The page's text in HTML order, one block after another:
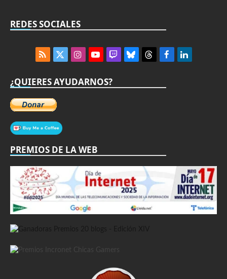
REDES SOCIALES
RSS
X
InstagramYouTubeTwitchBlueskyThreadsFacebookLinkedIn
¿QUIERES AYUDARNOS?
PREMIOS DE LA WEB